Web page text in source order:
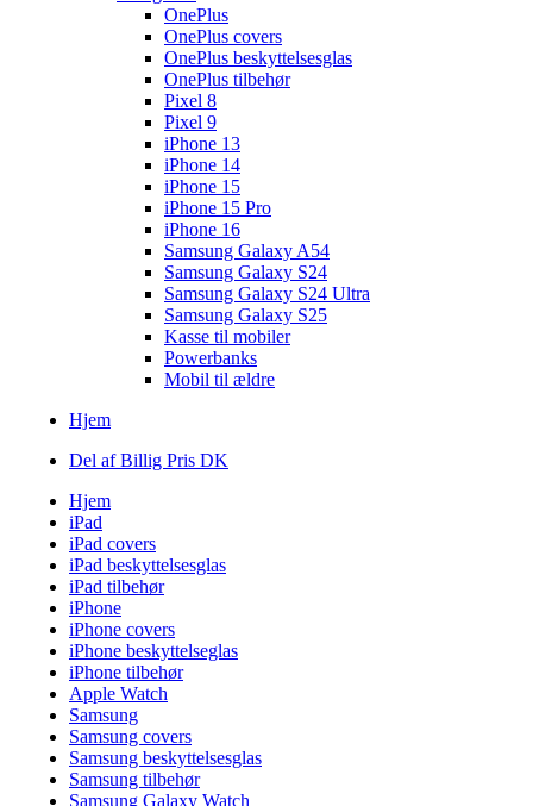
OnePlus
OnePlus covers
OnePlus beskyttelsesglas
OnePlus tilbehør
Pixel 8
Pixel 9
iPhone 13
iPhone 14
iPhone 15
iPhone 15 Pro
iPhone 16
Samsung Galaxy A54
Samsung Galaxy S24
Samsung Galaxy S24 Ultra
Samsung Galaxy S25
Kasse til mobiler
Powerbanks
Mobil til ældre
Hjem
Del af Billig Pris DK
Hjem
iPad
iPad covers
iPad beskyttelsesglas
iPad tilbehør
iPhone
iPhone covers
iPhone beskyttelseglas
iPhone tilbehør
Apple Watch
Samsung
Samsung covers
Samsung beskyttelsesglas
Samsung tilbehør
Samsung Galaxy Watch